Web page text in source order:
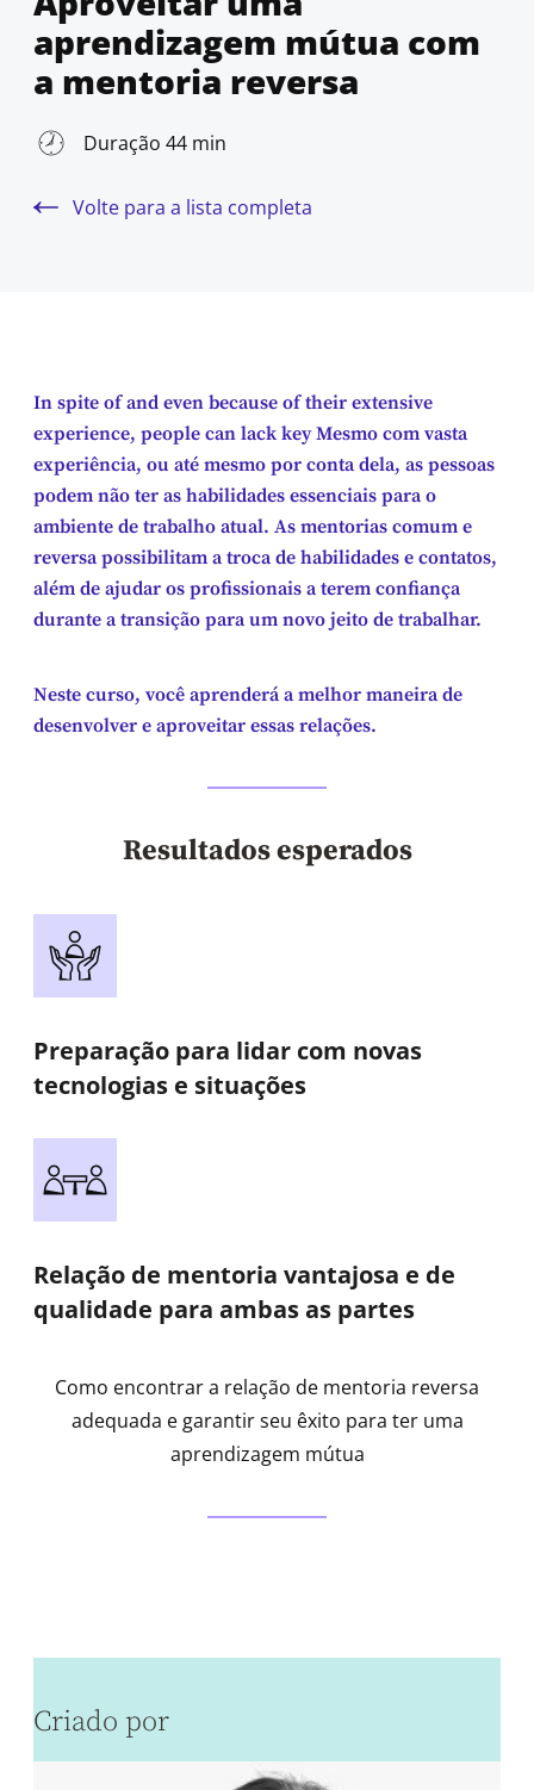
aprendizagem mútua com
a mentoria reversa
Duração 44 min
Volte para a lista completa
In spite of and even because of their extensive
experience, people can lack key Mesmo com vasta
experiência, ou até mesmo por conta dela, as pessoas
podem não ter as habilidades essenciais para o
ambiente de trabalho atual. As mentorias comum e
reversa possibilitam a troca de habilidades e contatos,
além de ajudar os profissionais a terem confiança
durante a transição para um novo jeito de trabalhar.
Neste curso, você aprenderá a melhor maneira de
desenvolver e aproveitar essas relações.
Resultados esperados
Preparação para lidar com novas
tecnologias e situações
Relação de mentoria vantajosa e de
qualidade para ambas as partes
Como encontrar a relação de mentoria reversa
adequada e garantir seu êxito para ter uma
aprendizagem mútua
Criado por